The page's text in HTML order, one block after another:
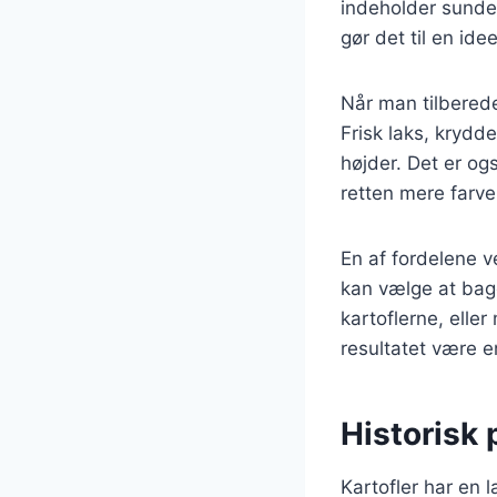
indeholder
gør det til en
Når man
Frisk laks,
højder. Det er
retten mere
En af fordelene
kan vælge at
kartoflerne, eller
resultatet være
Historisk
Kartofler har en